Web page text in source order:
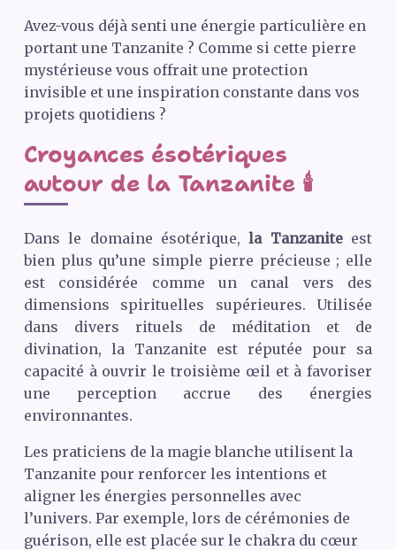
Avez-vous déjà senti une énergie particulière en
portant une Tanzanite ? Comme si cette pierre
mystérieuse vous offrait une protection
invisible et une inspiration constante dans vos
projets quotidiens ?
Croyances ésotériques
autour de la Tanzanite 🕯️
Dans le domaine ésotérique,la Tanzaniteest
bien plus qu’une simple pierre précieuse ; elle
est considérée comme un canal vers des
dimensions spirituelles supérieures. Utilisée
dans divers rituels de méditation et de
divination, la Tanzanite est réputée pour sa
capacité à ouvrir le troisième œil et à favoriser
une perception accrue des énergies
environnantes.
Les praticiens de la magie blanche utilisent la
Tanzanite pour renforcer les intentions et
aligner les énergies personnelles avec
l’univers. Par exemple, lors de cérémonies de
guérison, elle est placée sur le chakra du cœur